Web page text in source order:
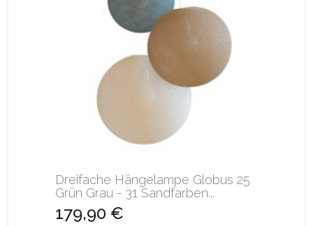
Dreifache Hängelampe Globus 25
Grün Grau - 31 Sandfarben...
179,90 €